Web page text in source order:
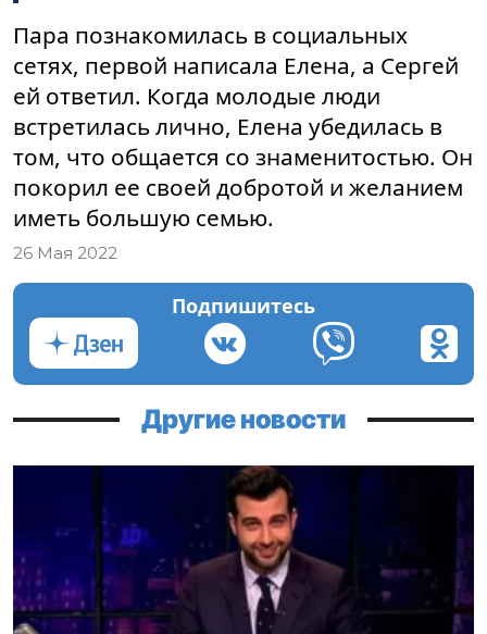
Пара познакомилась в социальных
сетях, первой написала Елена, а Сергей
ей ответил. Когда молодые люди
встретилась лично, Елена убедилась в
том, что общается со знаменитостью. Он
покорил ее своей добротой и желанием
иметь большую семью.
26 Мая 2022
Подпишитесь
Другие новости